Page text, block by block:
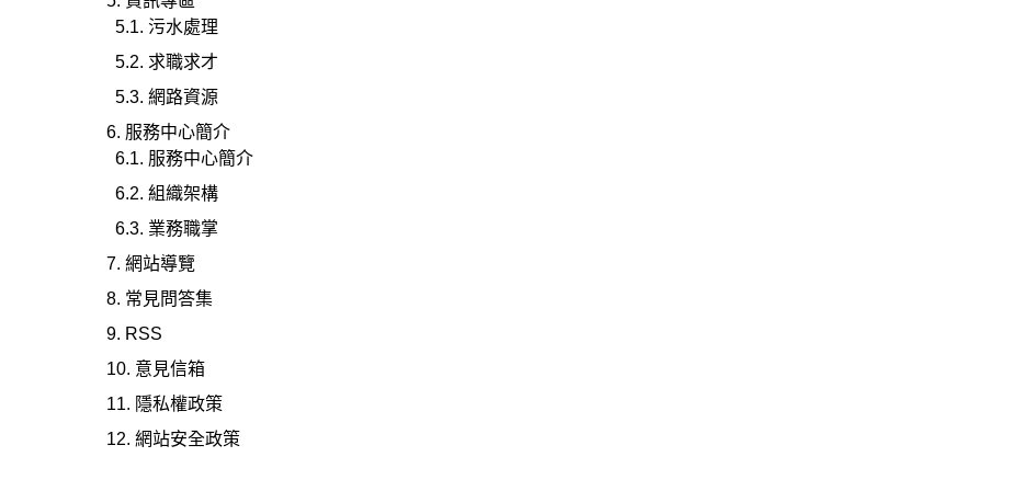
污水處理
求職求才
網路資源
服務中心簡介
服務中心簡介
組織架構
業務職掌
網站導覽
常見問答集
RSS
意見信箱
隱私權政策
網站安全政策